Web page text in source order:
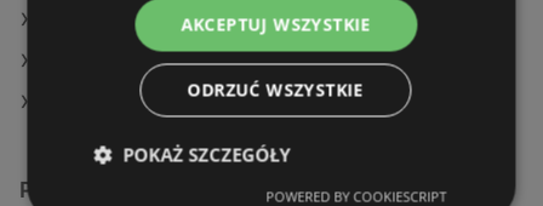
Aktualne gazetki Makro
Aktualne gazetki Kaufland
Sklepy POLOmarket w Dziwnów
Podobne sklepy detaliczne
AKCEPTUJ WSZYSTKIE
ODRZUĆ WSZYSTKIE
POKAŻ SZCZEGÓŁY
POWERED BY COOKIESCRIPT